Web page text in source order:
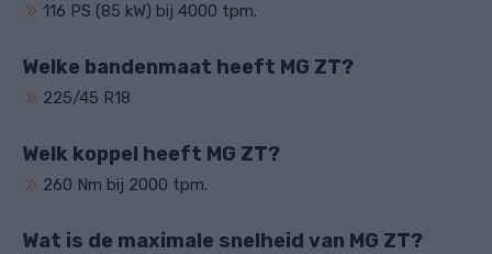
116 PS (85 kW) bij 4000 tpm.
Welke bandenmaat heeft MG ZT?
225/45 R18
Welk koppel heeft MG ZT?
260 Nm bij 2000 tpm.
Wat is de maximale snelheid van MG ZT?